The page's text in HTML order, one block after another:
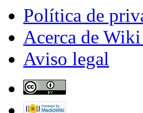
Política de
Acerca de
Aviso legal